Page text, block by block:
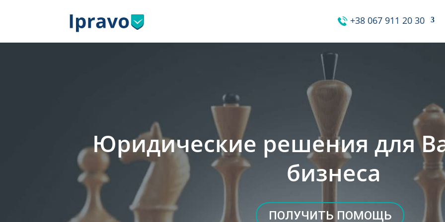
+38 067 911 20 30
Юридические решения для
бизнеса
ПОЛУЧИТЬ ПОМОЩЬ